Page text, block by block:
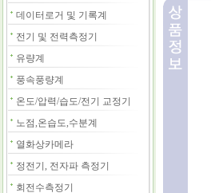
데이터로거 및 기록계
전기 및 전력측정기
유량계
풍속풍량계
온도/압력/습도/전기 교정기
노점,온습도,수분계
열화상카메라
정전기, 전자파 측정기
회전수측정기